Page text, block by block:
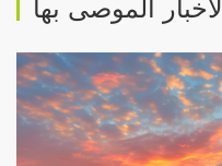
الأخبار الموصى بها